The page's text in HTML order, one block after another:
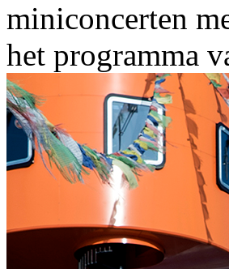
miniconcerten
het programma